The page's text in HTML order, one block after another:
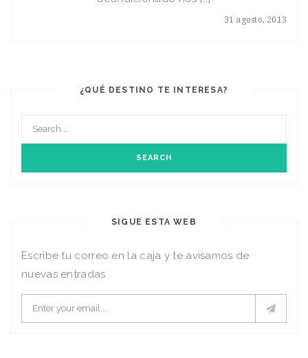
31 agosto, 2013
¿QUÉ DESTINO TE INTERESA?
SIGUE ESTA WEB
Escribe tu correo en la caja y te avisamos de
nuevas entradas